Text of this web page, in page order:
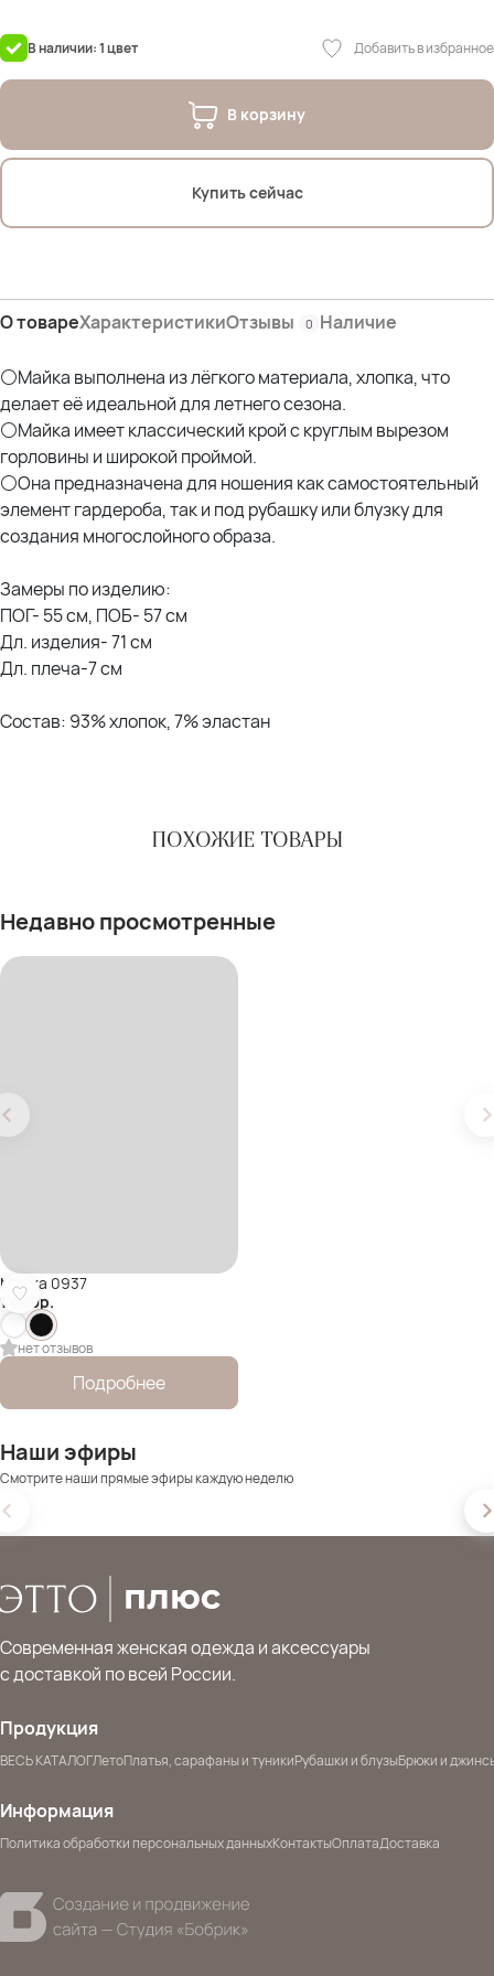
В наличии: 1 цвет Добавить в избранное
В корзину
Купить сейчас
О товареХарактеристикиОтзывы 0 Наличие
⚪Майка выполнена из лёгкого материала, хлопка, что
делает её идеальной для летнего сезона.
⚪Майка имеет классический крой с круглым вырезом
горловины и широкой проймой.
⚪Она предназначена для ношения как самостоятельный
элемент гардероба, так и под рубашку или блузку для
создания многослойного образа.
Замеры по изделию:
ПОГ- 55 см, ПОБ- 57 см
Дл. изделия- 71 см
Дл. плеча-7 см
Состав: 93% хлопок, 7% эластан
ПОХОЖИЕ ТОВАРЫ
Недавно просмотренные
Майка 0937
1 600р.
нет отзывов
Подробнее
Наши эфиры
Смотрите наши прямые эфиры каждую неделю
Современная женская одежда и аксессуары
с доставкой по всей России.
Продукция
ВЕСЬ КАТАЛОГЛетоПлатья, сарафаны и туникиРубашки и блузыБрюки и
Информация
Политика обработки персональных данныхКонтактыОплатаДоставка